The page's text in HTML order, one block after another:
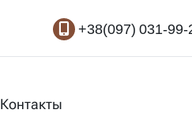
+38(097) 031-99-
Контакты